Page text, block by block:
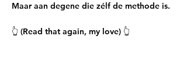
Maar aan degene die zélf de methode is.
👆 (Read that again, my love) 👆